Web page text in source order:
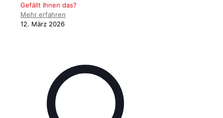
Gefällt Ihnen das?
Mehr erfahren
12. März 2026